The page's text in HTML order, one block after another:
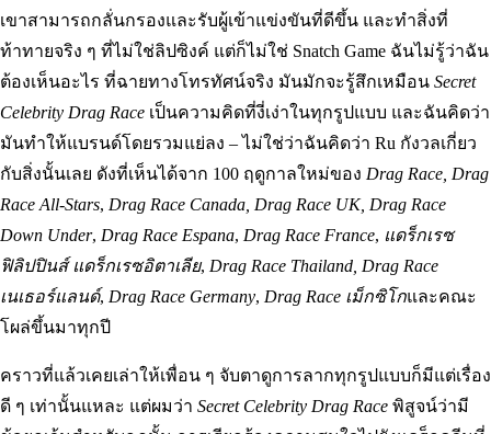
เขาสามารถกลั่นกรองและรับผู้เข้าแข่งขันที่ดีขึ้น และทำสิ่งที่
ท้าทายจริง ๆ ที่ไม่ใช่ลิปซิงค์ แต่ก็ไม่ใช่ Snatch Game ฉันไม่รู้ว่าฉัน
ต้องเห็นอะไร ที่ฉายทางโทรทัศน์จริง มันมักจะรู้สึกเหมือน Secret
Celebrity Drag Race เป็นความคิดที่งี่เง่าในทุกรูปแบบ และฉันคิดว่า
มันทำให้แบรนด์โดยรวมแย่ลง – ไม่ใช่ว่าฉันคิดว่า Ru กังวลเกี่ยว
กับสิ่งนั้นเลย ดังที่เห็นได้จาก 100 ฤดูกาลใหม่ของ Drag Race, Drag
Race All-Stars, Drag Race Canada, Drag Race UK, Drag Race
Down Under, Drag Race Espana, Drag Race France, แดร็กเรซ
ฟิลิปปินส์ แดร็กเรซอิตาเลีย, Drag Race Thailand, Drag Race
เนเธอร์แลนด์, Drag Race Germany, Drag Race เม็กซิโกและคณะ
โผล่ขึ้นมาทุกปี
คราวที่แล้วเคยเล่าให้เพื่อน ๆ จับตาดูการลากทุกรูปแบบก็มีแต่เรื่อง
ดี ๆ เท่านั้นแหละ แต่ผมว่า Secret Celebrity Drag Race พิสูจน์ว่ามี